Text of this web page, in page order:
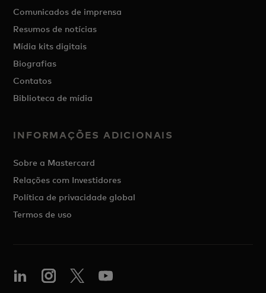
Comunicados de imprensa
Resumos de notícias
Mídia kits digitais
Biografias
Contatos
Biblioteca de mídia
INFORMAÇÕES ADICIONAIS
Sobre a Mastercard
Relações com Investidores
Política de privacidade global
Termos de uso